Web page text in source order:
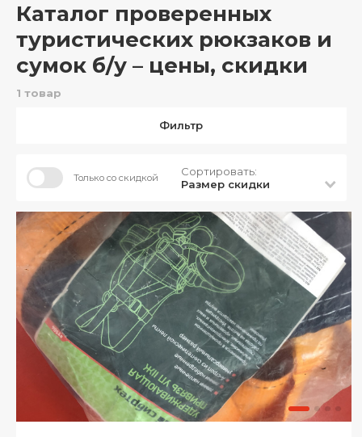
Каталог проверенных
туристических рюкзаков и
сумок б/у – цены, скидки
1 товар
Фильтр
Только со скидкой
Сортировать:
Размер скидки